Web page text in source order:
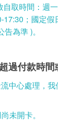
自取時間：週
17:30；國定假
告為準)。
過付款時間
中心處理，我
未開卡。